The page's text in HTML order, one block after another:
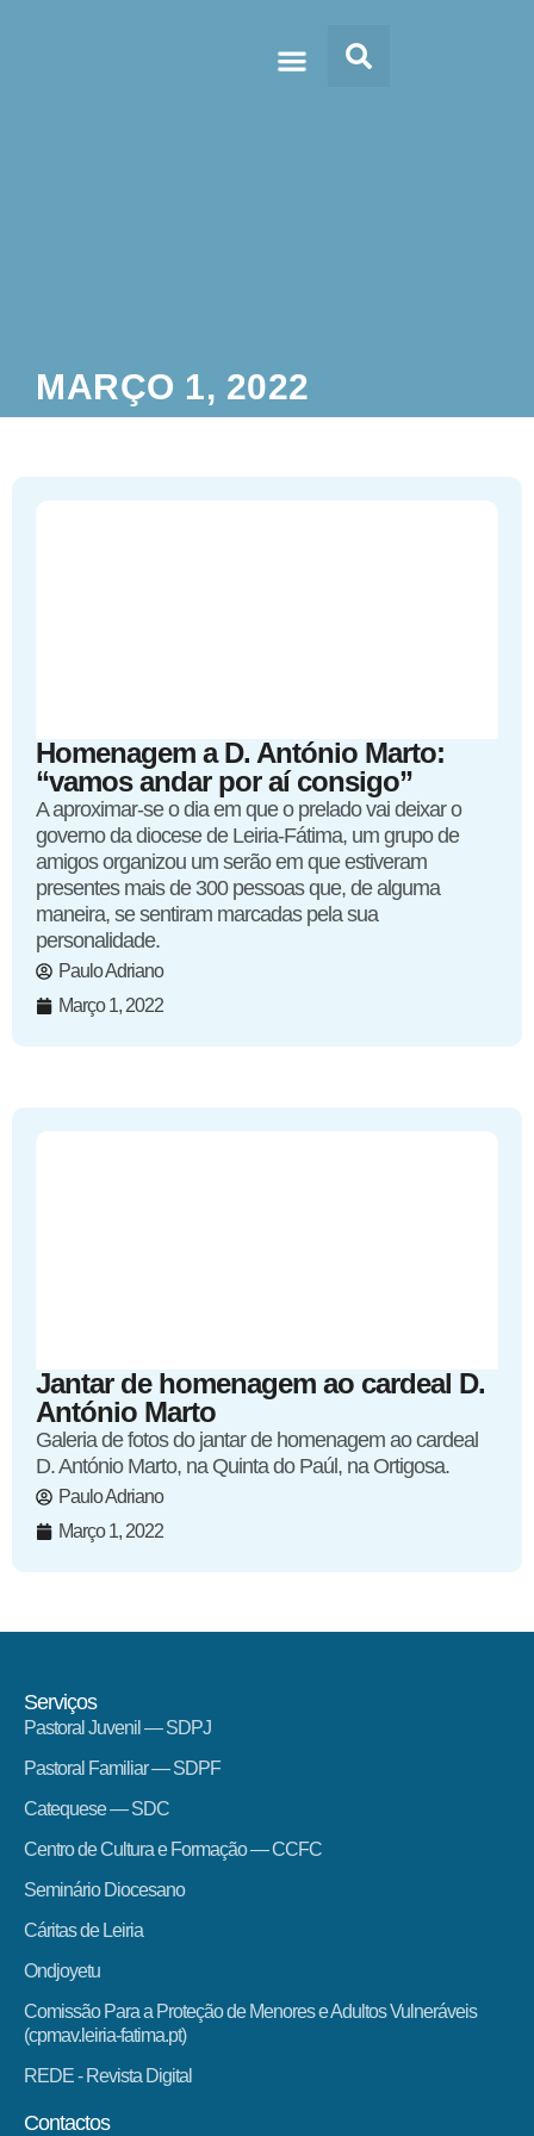
MARÇO 1, 2022
Homenagem a D. António Marto:
“vamos andar por aí consigo”
A aproximar-se o dia em que o prelado vai deixar o
governo da diocese de Leiria-Fátima, um grupo de
amigos organizou um serão em que estiveram
presentes mais de 300 pessoas que, de alguma
maneira, se sentiram marcadas pela sua
personalidade.
Paulo Adriano
Março 1, 2022
Jantar de homenagem ao cardeal D.
António Marto
Galeria de fotos do jantar de homenagem ao cardeal
D. António Marto, na Quinta do Paúl, na Ortigosa.
Paulo Adriano
Março 1, 2022
Serviços
Pastoral Juvenil — SDPJ
Pastoral Familiar — SDPF
Catequese — SDC
Centro de Cultura e Formação — CCFC
Seminário Diocesano
Cáritas de Leiria
Ondjoyetu
Comissão Para a Proteção de Menores e Adultos Vulneráveis
(cpmav.leiria-fatima.pt)
REDE - Revista Digital
Contactos